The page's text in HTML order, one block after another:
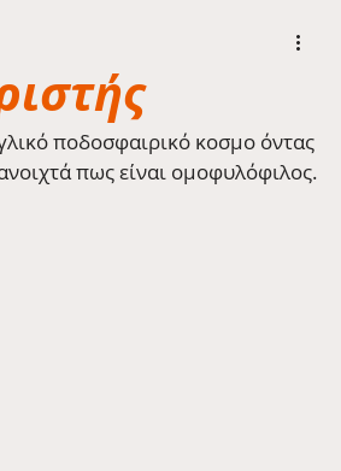
ποδοσφαιρικό κοσμο όντας
πως είναι ομοφυλόφιλος.